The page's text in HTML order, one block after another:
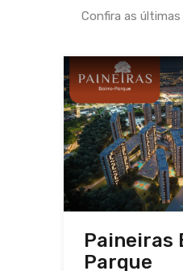
Confira as
Paineiras
Parque